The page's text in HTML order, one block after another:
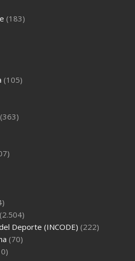
(183)
(105)
(363)
(2.504)
Deporte (INCODE) (222)
(70)